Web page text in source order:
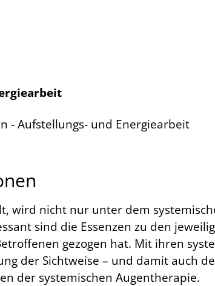
wird nicht nur unter dem
sind die Essenzen zu den
gezogen hat. Mit ihren
der Sichtweise – und damit auch
der systemischen Augentherapie.